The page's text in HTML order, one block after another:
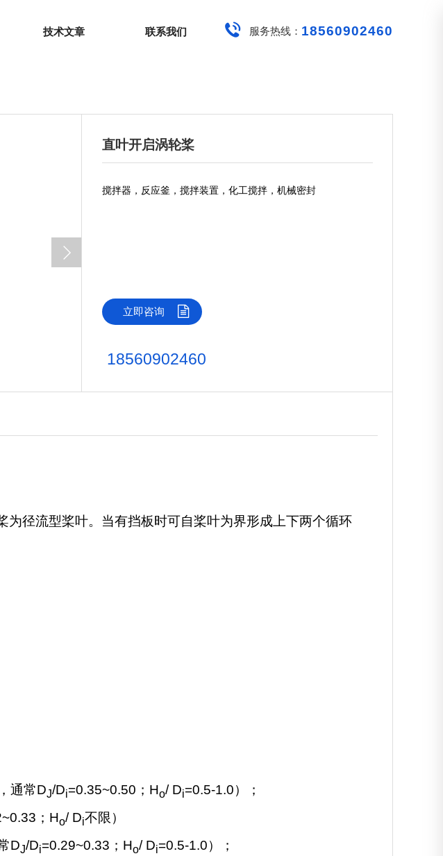
服务热线： 18560902460
技术文章 联系我们
直叶开启涡轮桨
搅拌器，反应釜，搅拌装置，化工搅拌，机械密封
立即咨询
18560902460
为径流型桨叶。当有挡板时可自桨叶为界形成上下两个循环
通常DJ/Di=0.35~0.50 ； Ho/ Di=0.5-1.0）；
； Ho/ Di不限）
DJ/Di=0.29~0.33 ； Ho/ Di=0.5-1.0）；